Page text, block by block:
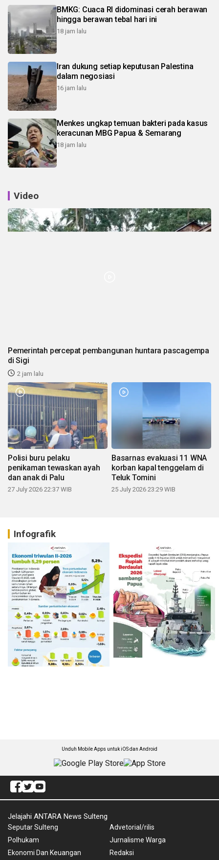
BMKG: Cuaca RI didominasi cerah berawan
hingga berawan tebal hari ini
18 jam lalu
Iran dukung setiap keputusan Palestina
dalam negosiasi
16 jam lalu
Menkes ungkap temuan bakteri pada kasus
keracunan MBG Papua & Semarang
18 jam lalu
Video
Pemerintah percepat pembangunan huntara pascagempa
di Sigi
2 jam lalu
Polisi buru pelaku
penikaman tewaskan ayah
dan anak di Palu
27 July 2026 22:37 WIB
Basarnas evakuasi 11 WNA
korban kapal tenggelam di
Teluk Tomini
25 July 2026 23:29 WIB
Infografik
Unduh Mobile Apps untuk iOS dan Android
Jelajahi ANTARA News Sulteng
Seputar Sulteng
Polhukam
Ekonomi Dan Keuangan
Advetorial/rilis
Jurnalisme Warga
Redaksi